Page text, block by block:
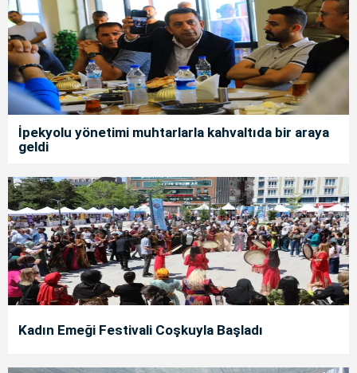
İpekyolu yönetimi muhtarlarla kahvaltıda bir araya
geldi
Kadın Emeği Festivali Coşkuyla Başladı